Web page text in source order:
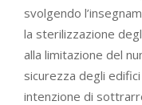
svolgendo
la sterilizzazione
alla limitazione del
sicurezza degli edifici
intenzione di